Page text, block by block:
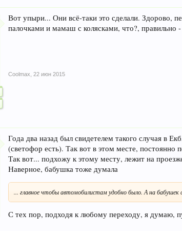
Вот упыри... Они всё-таки это сделали. Здорово,
палочками и мамаш с колясками, что?, правильно -
Coolmax 22 июн 2015
Года два назад был свидетелем такого случая в
(светофор есть). Так вот в этом месте,
Так вот... подхожу к этому месту, лежит на
Наверное, бабушка тоже думала
... главное чтобы автомобилистам удобно было. А на
С тех пор, подходя к любому переходу, я думаю,